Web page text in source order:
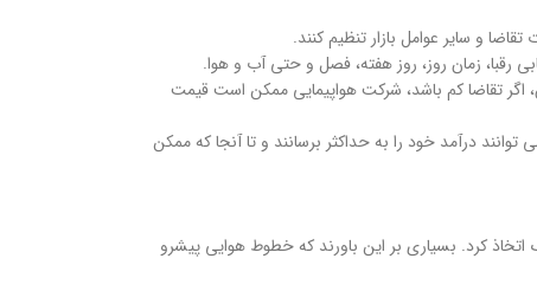
و سایر عوامل بازار تنظیم کنند.
رقبا، زمان روز، روز هفته، فصل و حتی آب و هوا.
اگر تقاضا کم باشد، شرکت هواپیمایی ممکن است قیمت
درآمد خود را به حداکثر برسانند و تا آنجا که ممکن
کرد. بسیاری بر این باورند که خطوط هوایی پیشرو